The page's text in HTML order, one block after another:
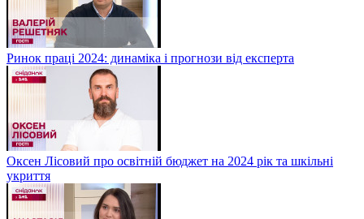
Ринок праці 2024: динаміка і прогнози від експерта
Оксен Лісовий про освітній бюджет на 2024 рік та шкільні
укриття